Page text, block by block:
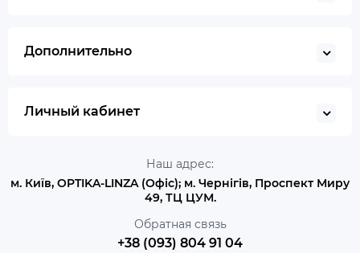
Дополнительно
Личный кабинет
Наш адрес:
м. Київ, OPTIKA-LINZA (Офіс); м. Чернігів, Проспект Миру
49, ТЦ ЦУМ.
Обратная связь
+38 (093) 804 91 04